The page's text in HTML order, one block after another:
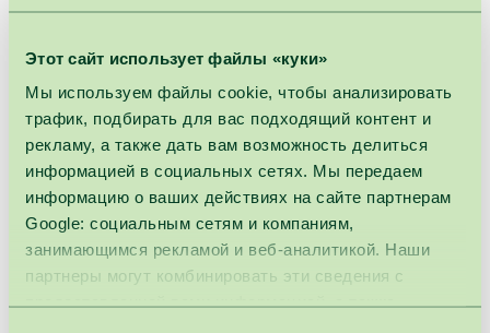
Этот сайт использует файлы «куки»
Мы используем файлы cookie, чтобы анализировать
трафик, подбирать для вас подходящий контент и
рекламу, а также дать вам возможность делиться
информацией в социальных сетях. Мы передаем
информацию о ваших действиях на сайте партнерам
Google: социальным сетям и компаниям,
занимающимся рекламой и веб-аналитикой. Наши
партнеры могут комбинировать эти сведения с
предоставленной вами информацией, а также
стресса, очень полезны для детей, испытывающих
тревогу. А массаж стоп - это простой, но очень
эффективный способ, помогающий предотвратить
систему, улучшает циркуляцию энергии и устраняет
последствия стресса.
Влияние «Гречневая сказка» на детский организм:
Стимулирует физический рост.